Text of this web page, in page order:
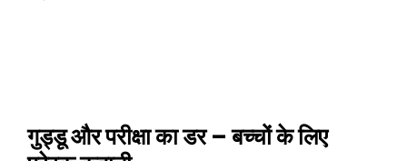
गुड्डू और परीक्षा का डर – बच्चों के लिए